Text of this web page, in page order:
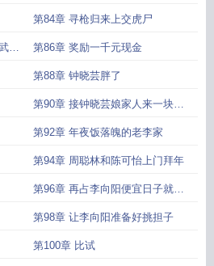
第84章 寻枪归来上交虎尸
装 第86章 奖励一千元现金
第88章 钟晓芸胖了
第90章 接钟晓芸娘家人来一块过
年
第92章 年夜饭落魄的老李家
第94章 周聪林和陈可怡上门拜年
第96章 再占李向阳便宜日子就不
用过下去了
第98章 让李向阳准备好挑担子
第100章 比试